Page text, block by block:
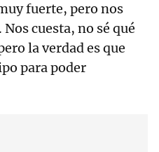
fuerte, pero nos
cuesta, no sé qué
la verdad es que
para poder